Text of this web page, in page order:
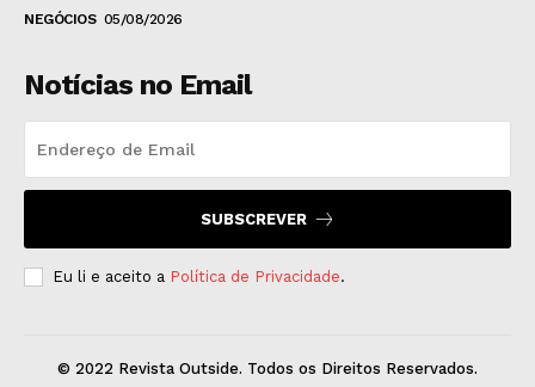
NEGÓCIOS 05/08/2026
Notícias no Email
SUBSCREVER
Eu li e aceito a Política de Privacidade.
© 2022 Revista Outside. Todos os Direitos Reservados.